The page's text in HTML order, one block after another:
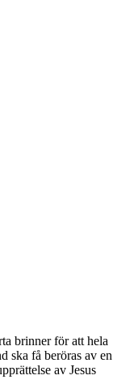
brinner för att hela
ska få beröras av en
av Jesus